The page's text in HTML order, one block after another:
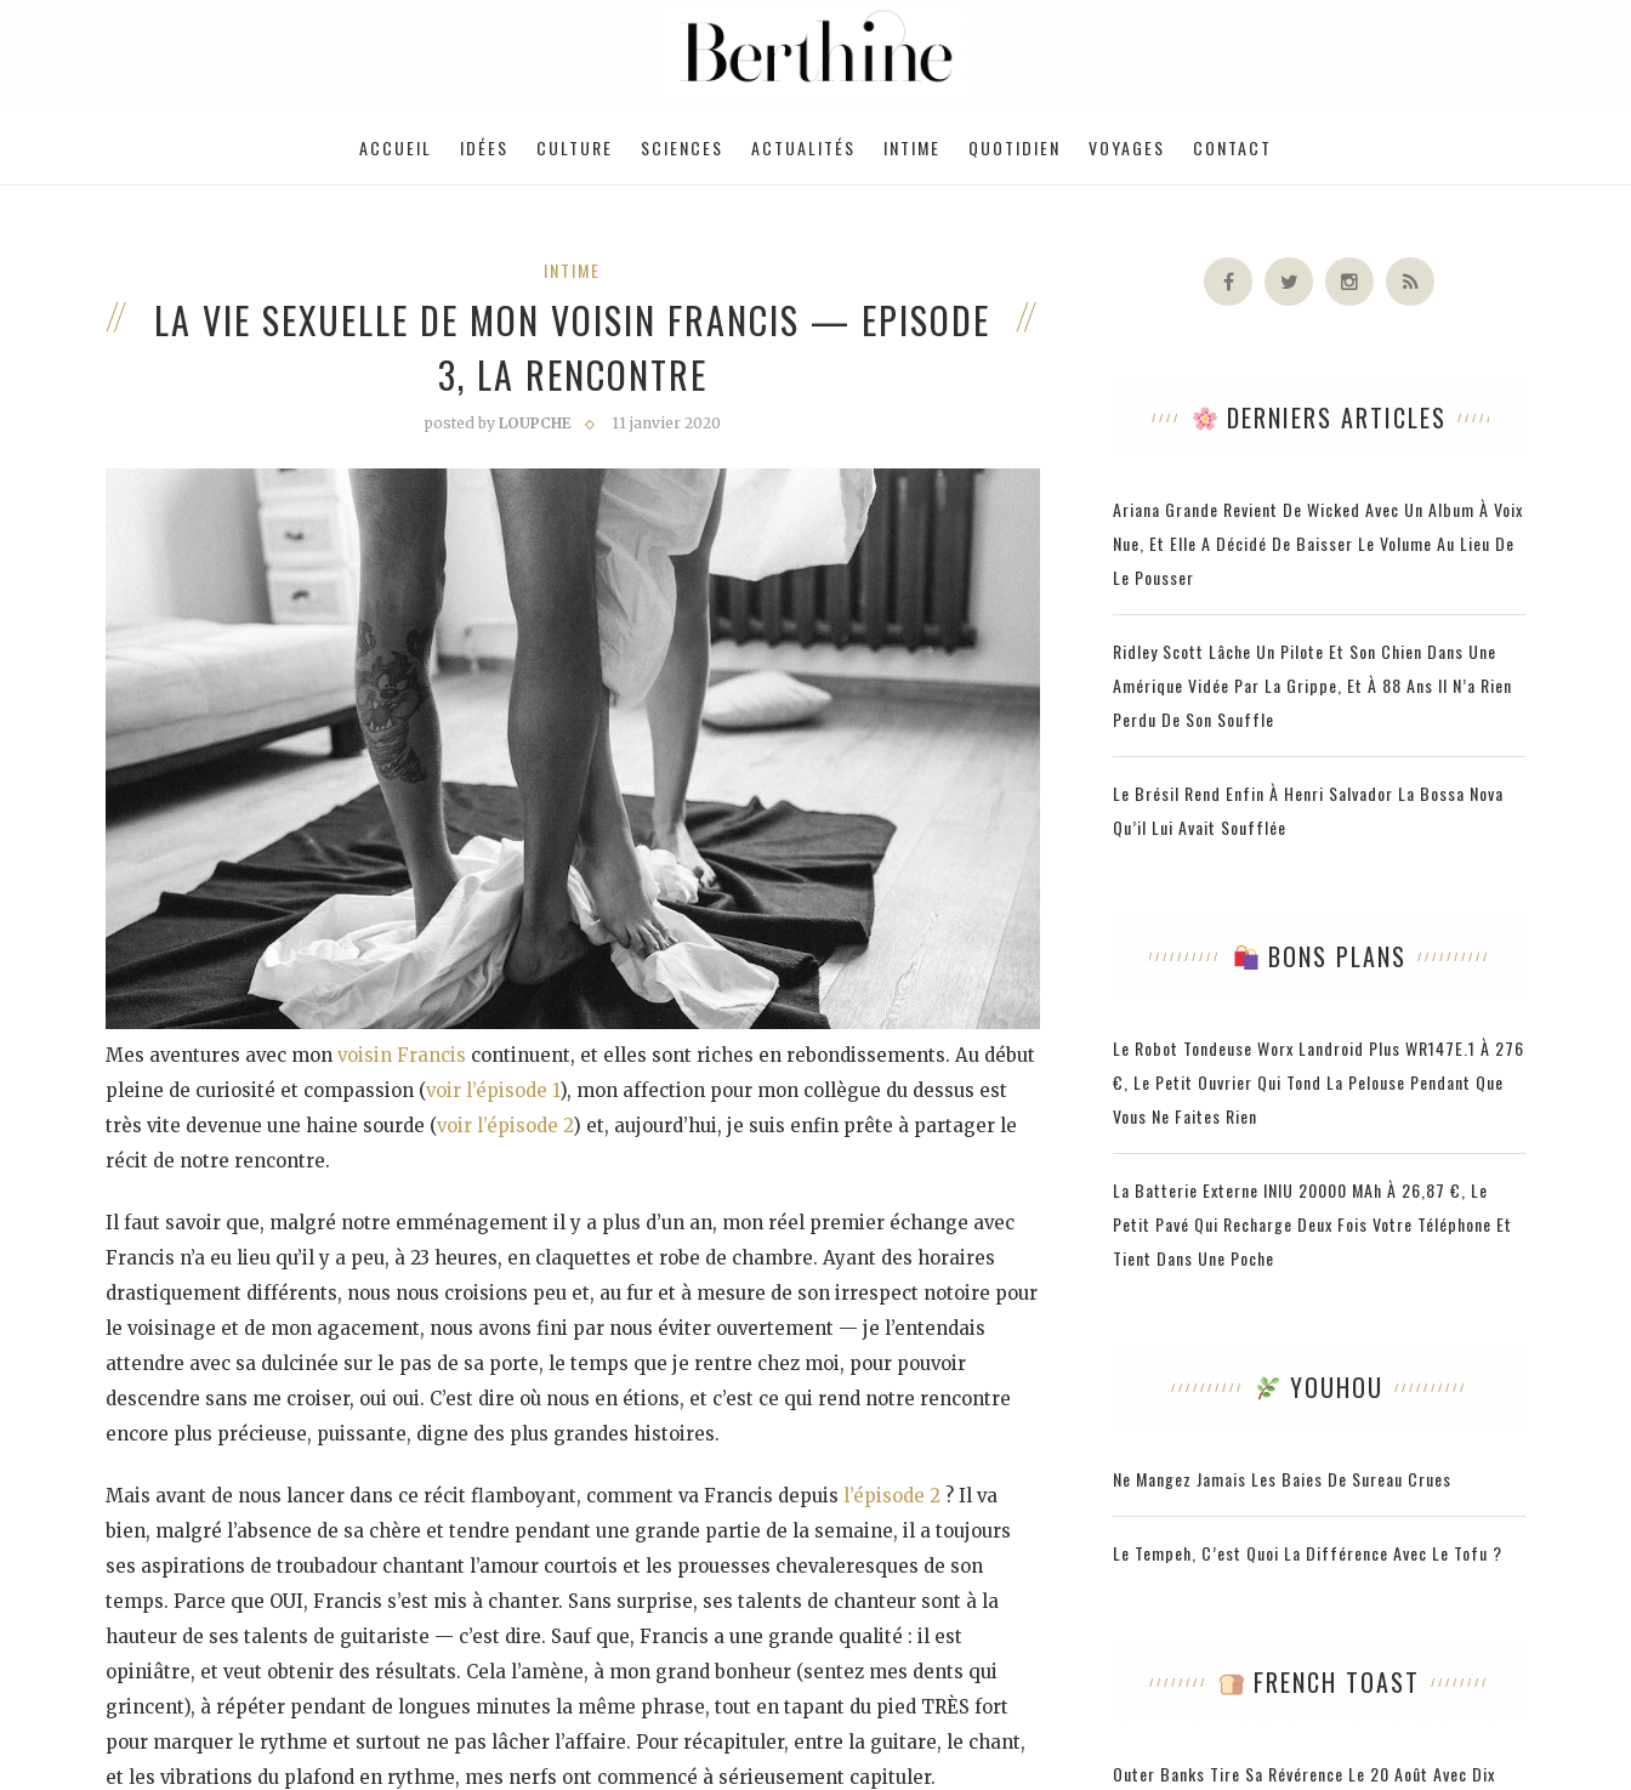
ACCUEIL IDÉES CULTURE SCIENCES ACTUALITÉS INTIME QUOTIDIEN VOYAGES CONTACT
INTIME
LA VIE SEXUELLE DE MON VOISIN FRANCIS — EPISODE
3, LA RENCONTRE
posted by LOUPCHE 11 janvier 2020
Mes aventures avec mon voisin Francis continuent, et elles sont riches en rebondissements. Au début
pleine de curiosité et compassion (voir l’épisode 1), mon affection pour mon collègue du dessus est
très vite devenue une haine sourde (voir l’épisode 2) et, aujourd’hui, je suis enfin prête à partager le
récit de notre rencontre.
Il faut savoir que, malgré notre emménagement il y a plus d’un an, mon réel premier échange avec
Francis n’a eu lieu qu’il y a peu, à 23 heures, en claquettes et robe de chambre. Ayant des horaires
drastiquement différents, nous nous croisions peu et, au fur et à mesure de son irrespect notoire pour
le voisinage et de mon agacement, nous avons fini par nous éviter ouvertement — je l’entendais
attendre avec sa dulcinée sur le pas de sa porte, le temps que je rentre chez moi, pour pouvoir
descendre sans me croiser, oui oui. C’est dire où nous en étions, et c’est ce qui rend notre rencontre
encore plus précieuse, puissante, digne des plus grandes histoires.
Mais avant de nous lancer dans ce récit flamboyant, comment va Francis depuis l’épisode 2 ? Il va
bien, malgré l’absence de sa chère et tendre pendant une grande partie de la semaine, il a toujours
ses aspirations de troubadour chantant l’amour courtois et les prouesses chevaleresques de son
temps. Parce que OUI, Francis s’est mis à chanter. Sans surprise, ses talents de chanteur sont à la
hauteur de ses talents de guitariste — c’est dire. Sauf que, Francis a une grande qualité : il est
opiniâtre, et veut obtenir des résultats. Cela l’amène, à mon grand bonheur (sentez mes dents qui
grincent), à répéter pendant de longues minutes la même phrase, tout en tapant du pied TRÈS fort
pour marquer le rythme et surtout ne pas lâcher l’affaire. Pour récapituler, entre la guitare, le chant,
et les vibrations du plafond en rythme, mes nerfs ont commencé à sérieusement capituler.
DERNIERS ARTICLES
Ariana Grande Revient De Wicked Avec Un Album À Voix
Nue, Et Elle A Décidé De Baisser Le Volume Au Lieu De
Le Pousser
Ridley Scott Lâche Un Pilote Et Son Chien Dans Une
Amérique Vidée Par La Grippe, Et À 88 Ans Il N’a Rien
Perdu De Son Souffle
Le Brésil Rend Enfin À Henri Salvador La Bossa Nova
Qu’il Lui Avait Soufflée
BONS PLANS
Le Robot Tondeuse Worx Landroid Plus WR147E.1 À 276
€, Le Petit Ouvrier Qui Tond La Pelouse Pendant Que
Vous Ne Faites Rien
La Batterie Externe INIU 20000 MAh À 26,87 €, Le
Petit Pavé Qui Recharge Deux Fois Votre Téléphone Et
Tient Dans Une Poche
YOUHOU
Ne Mangez Jamais Les Baies De Sureau Crues
Le Tempeh, C’est Quoi La Différence Avec Le Tofu ?
FRENCH TOAST
Outer Banks Tire Sa Révérence Le 20 Août Avec Dix